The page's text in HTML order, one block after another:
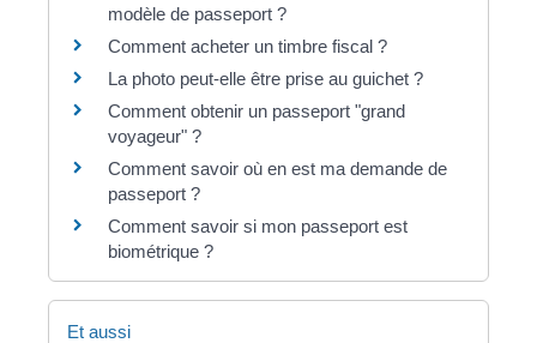
modèle de passeport ?
Comment acheter un timbre fiscal ?
La photo peut-elle être prise au guichet ?
Comment obtenir un passeport "grand
voyageur" ?
Comment savoir où en est ma demande de
passeport ?
Comment savoir si mon passeport est
biométrique ?
Et aussi